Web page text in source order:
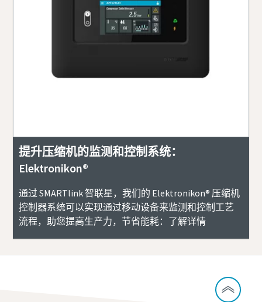
提升压缩机的监测和控制系统：
Elektronikon®
通过 SMARTlink 智联星，我们的 Elektronikon® 压缩机
控制器系统可以实现通过移动设备来监测和控制工艺
流程，助您提高生产力，节省能耗：了解详情